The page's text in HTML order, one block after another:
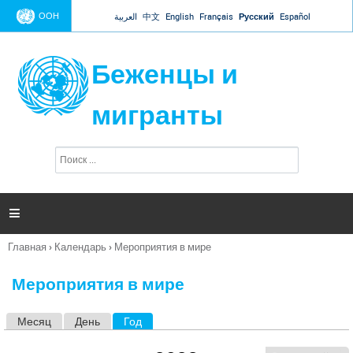
Jump to navigation
ООН العربية 中文 English Français Русский Español
Беженцы и
мигранты
п
и

Вы
Главная › Календарь › Мероприятия в мире
Мероприятия в мире
Месяц День Год